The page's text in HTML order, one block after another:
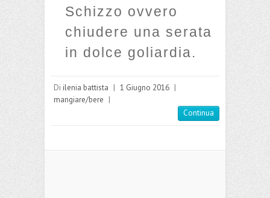
Schizzo ovvero
chiudere una serata
in dolce goliardia.
Di ilenia battista | 1 Giugno 2016 |
mangiare/bere |
Continua